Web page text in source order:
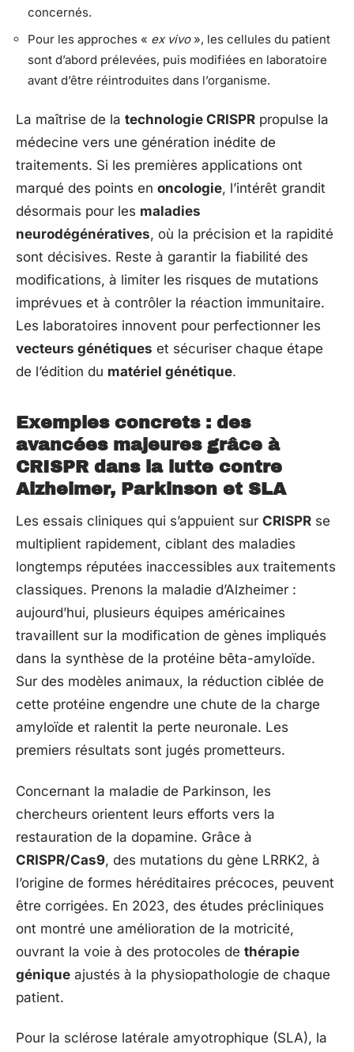
concernés.
Pour les approches « ex vivo», les cellules du patient
sont d’abord prélevées, puis modifiées en laboratoire
avant d’être réintroduites dans l’organisme.
La maîtrise de la technologie CRISPR propulse la
médecine vers une génération inédite de
traitements. Si les premières applications ont
marqué des points en oncologie, l’intérêt grandit
désormais pour les maladies
neurodégénératives, où la précision et la rapidité
sont décisives. Reste à garantir la fiabilité des
modifications, à limiter les risques de mutations
imprévues et à contrôler la réaction immunitaire.
Les laboratoires innovent pour perfectionner les
vecteurs génétiques et sécuriser chaque étape
de l’édition du matériel génétique.
Exemples concrets : des
avancées majeures grâce à
CRISPR dans la lutte contre
Alzheimer, Parkinson et SLA
Les essais cliniques qui s’appuient sur CRISPR se
multiplient rapidement, ciblant des maladies
longtemps réputées inaccessibles aux traitements
classiques. Prenons la maladie d’Alzheimer :
aujourd’hui, plusieurs équipes américaines
travaillent sur la modification de gènes impliqués
dans la synthèse de la protéine bêta-amyloïde.
Sur des modèles animaux, la réduction ciblée de
cette protéine engendre une chute de la charge
amyloïde et ralentit la perte neuronale. Les
premiers résultats sont jugés prometteurs.
Concernant la maladie de Parkinson, les
chercheurs orientent leurs efforts vers la
restauration de la dopamine. Grâce à
CRISPR/Cas9, des mutations du gène LRRK2, à
l’origine de formes héréditaires précoces, peuvent
être corrigées. En 2023, des études précliniques
ont montré une amélioration de la motricité,
ouvrant la voie à des protocoles de thérapie
génique ajustés à la physiopathologie de chaque
patient.
Pour la sclérose latérale amyotrophique (SLA), la